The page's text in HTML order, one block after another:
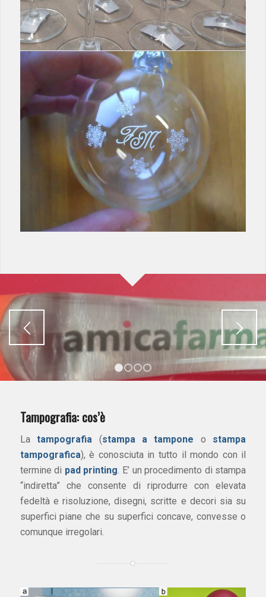
1 2 3 4
Tampografia: cos’è
Latampografia (stampa a tampone o stampa
tampografica), è conosciuta in tutto il mondo con il
termine di pad printing. E’ un procedimento di stampa
“indiretta” che consente di riprodurre con elevata
fedeltà e risoluzione, disegni, scritte e decori sia su
superfici piane che su superfici concave, convesse o
comunque irregolari.